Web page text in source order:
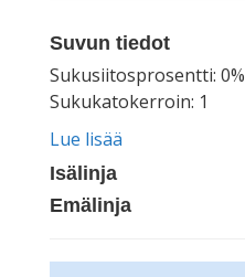
Suvun tiedot
Sukusiitosprosentti: 0%
Sukukatokerroin: 1
Lue lisää
Isälinja
Emälinja